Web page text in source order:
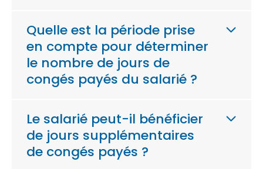
Quelle est la période prise
en compte pour déterminer
le nombre de jours de
congés payés du salarié ?
Le salarié peut-il bénéficier
de jours supplémentaires
de congés payés ?